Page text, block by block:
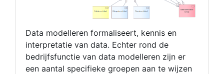
Data modelleren formaliseert, kennis en
interpretatie van data. Echter rond de
bedrijfsfunctie van data modelleren zijn er
een aantal specifieke groepen aan te wijzen